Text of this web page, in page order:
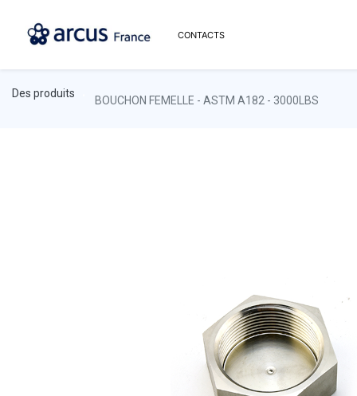
CONTACTS
Des produits
BOUCHON FEMELLE - ASTM A182 - 3000LBS